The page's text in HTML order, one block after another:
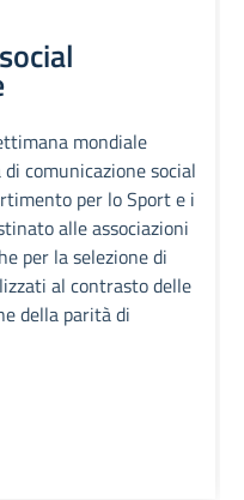
mondiale
comunicazione social
per lo Sport e i
alle associazioni
per la selezione di
al contrasto delle
della parità di